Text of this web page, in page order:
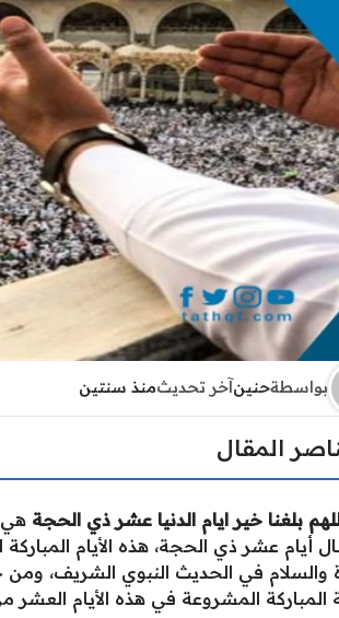
بواسطةحنينآخر تحديثمنذ سنتين
المقال
بلغنا خير ايام الدنيا عشر ذي الحجة هي
أيام عشر ذي الحجة، هذه الأيام
والسلام في الحديث النبوي الشريف،
المباركة المشروعة في هذه الأيام